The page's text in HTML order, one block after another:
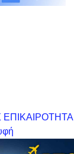
ΕΠΙΚΑΙΡΟΤΗΤΑ